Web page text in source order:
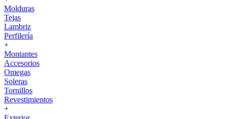
Molduras
Tejas
Lambriz
Perfilería
+
Montantes
Accesorios
Omegas
Soleras
Tornillos
Revestimientos
+